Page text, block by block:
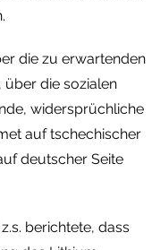
die zu erwartenden
die sozialen
widersprüchliche
auf tschechischer
deutscher Seite
berichtete, dass